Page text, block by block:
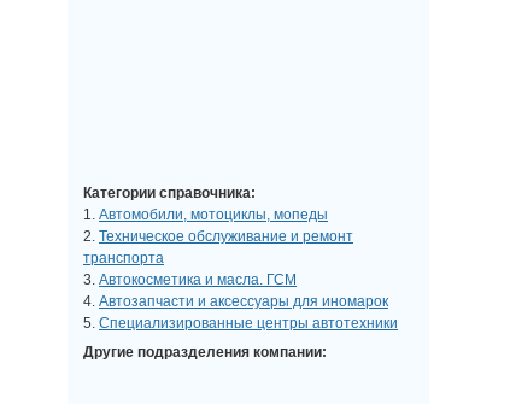
Категории справочника:
1. Автомобили, мотоциклы, мопеды
2. Техническое обслуживание и ремонт
транспорта
3. Автокосметика и масла. ГСМ
4. Автозапчасти и аксессуары для иномарок
5. Специализированные центры автотехники
Другие подразделения компании: